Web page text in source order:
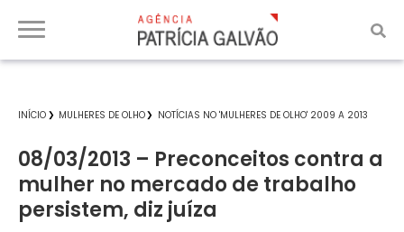
INÍCIO MULHERES DE OLHO NOTÍCIAS NO 'MULHERES DE OLHO' 2009 A 2013
08/03/2013 – Preconceitos contra a
mulher no mercado de trabalho
persistem, diz juíza